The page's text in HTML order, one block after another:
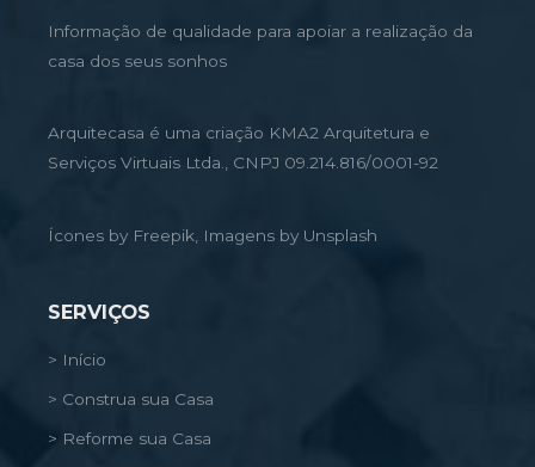
Informação de qualidade para apoiar a realização da
casa dos seus sonhos
Arquitecasa é uma criação KMA2 Arquitetura e
Serviços Virtuais Ltda., CNPJ 09.214.816/0001-92
Ícones by Freepik, Imagens by Unsplash
SERVIÇOS
> Início
> Construa sua Casa
> Reforme sua Casa